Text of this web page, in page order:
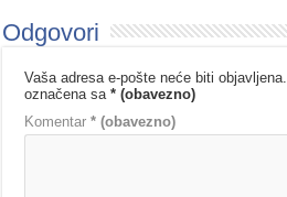
Odgovori
Vaša adresa e-pošte neće biti objavljena.
označena sa* (obavezno)
Komentar* (obavezno)